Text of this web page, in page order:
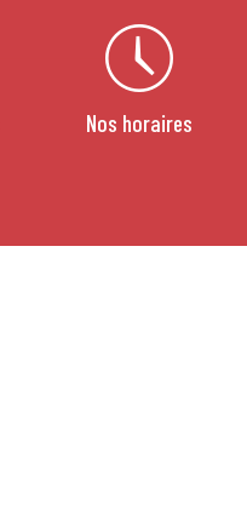
Nos horaires